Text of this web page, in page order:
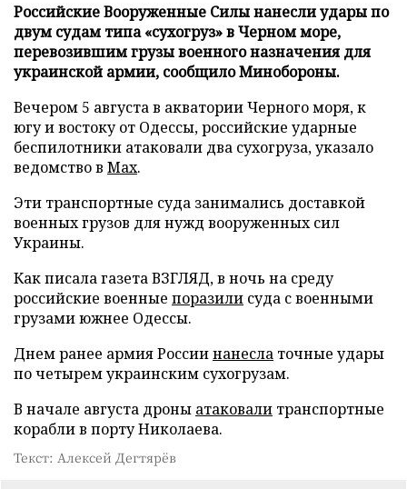
Российские Вооруженные Силы нанесли удары по
двум судам типа «сухогруз» в Черном море,
перевозившим грузы военного назначения для
украинской армии, сообщило Минобороны.
Вечером 5 августа в акватории Черного моря, к
югу и востоку от Одессы, российские ударные
беспилотники атаковали два сухогруза, указало
ведомство в Max.
Эти транспортные суда занимались доставкой
военных грузов для нужд вооруженных сил
Украины.
Как писала газета ВЗГЛЯД, в ночь на среду
российские военные поразили суда с военными
грузами южнее Одессы.
Днем ранее армия Россиинанесла точные удары
по четырем украинским сухогрузам.
В начале августа дроны атаковали транспортные
корабли в порту Николаева.
Текст: Алексей Дегтярёв